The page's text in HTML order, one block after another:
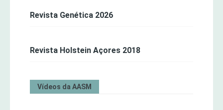
Revista Genética 2026
Revista Holstein Açores 2018
Vídeos da AASM